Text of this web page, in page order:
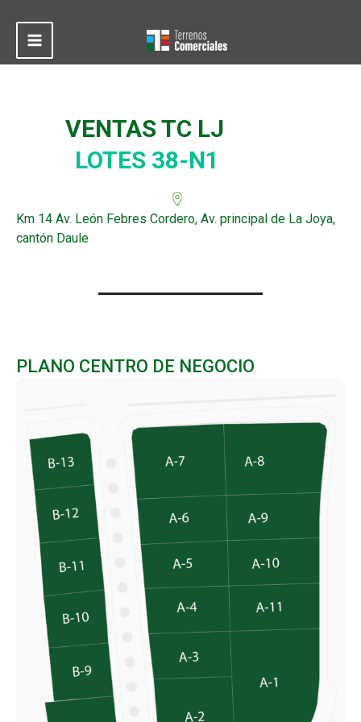
contenido
Main
VENTAS TC LJ
LOTES 38-N1
Km 14 Av. León Febres Cordero, Av. principal de La Joya,
cantón Daule
PLANO CENTRO DE NEGOCIO